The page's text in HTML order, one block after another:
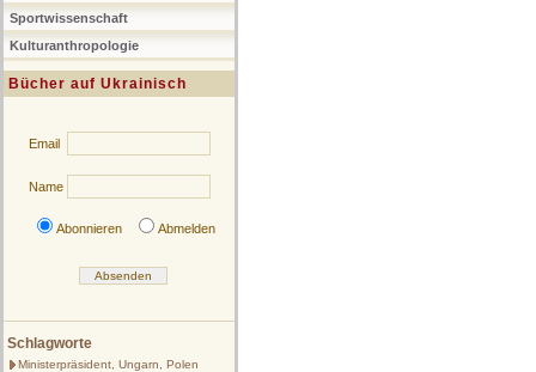
Sportwissenschaft
Kulturanthropologie
Bücher auf Ukrainisch
Email
Name
Abonnieren Abmelden
Schlagworte
Ministerpräsident, Ungarn, Polen